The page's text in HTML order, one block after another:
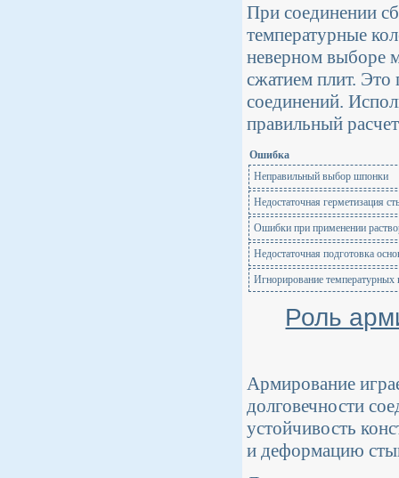
При соединении
температурные
неверном выборе
сжатием плит.
соединений.
правильный
Ошибка
Неправильный выбор шпонки
Недостаточная герметизация
Ошибки при применении
Недостаточная подготовка
Игнорирование температурных
Роль
Армирование
долговечности
устойчивость
и деформацию